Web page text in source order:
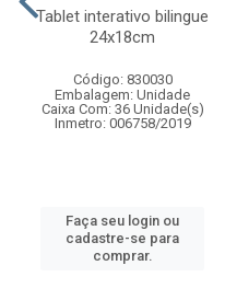
Tablet interativo bilingue
24x18cm
Código: 830030
Embalagem: Unidade
Caixa Com: 36 Unidade(s)
Inmetro: 006758/2019
Faça seu login ou
cadastre-se para
comprar.